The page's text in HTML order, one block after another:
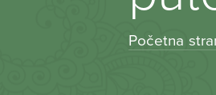
Početna